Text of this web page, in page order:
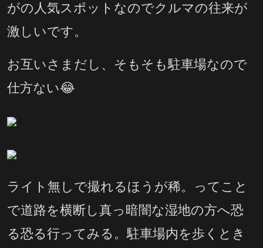
がの人気スポットなのでクルマの往来が
激しいです。
お互いさまだし、そもそも駐車場なので
仕方ない😂
ライト無しで撮れるほうが稀。ってこと
で道路を横断し真っ暗闇な湿地の方へ恐
る恐る行ってみる。駐車場内を歩くとき